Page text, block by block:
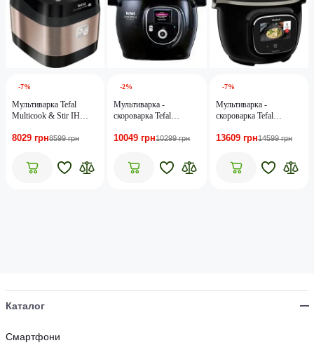
-7%
Мультиварка Tefal
Multicook & Stir IH
8029 грн8599 грн
-2%
Мультиварка -
cкороварка Tefal
CONNECT CY855830
10049 грн10299 грн
-7%
Мультиварка -
скороварка Tefal
CY912830
13609 грн14599 грн
Каталог
Смартфони